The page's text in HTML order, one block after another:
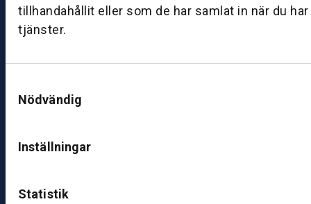
tillhandahållit eller som de har samlat in när du
tjänster.
Nödvändig
Inställningar
Statistik
u
n
nt
b